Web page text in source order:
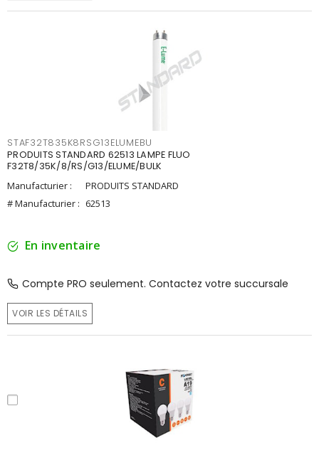
STAF32T835K8RSG13ELUMEBU
PRODUITS STANDARD 62513 LAMPE FLUO
F32T8/35K/8/RS/G13/ELUME/BULK
Manufacturier :
PRODUITS STANDARD
# Manufacturier : 62513
En inventaire
Compte PRO seulement. Contactez votre succursale
VOIR LES DÉTAILS